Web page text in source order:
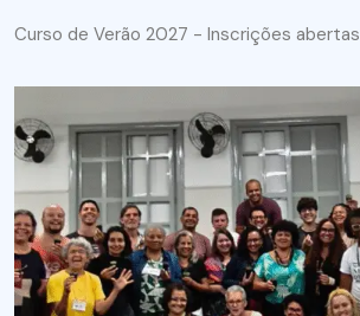
Curso de Verão 2027 - Inscrições abertas